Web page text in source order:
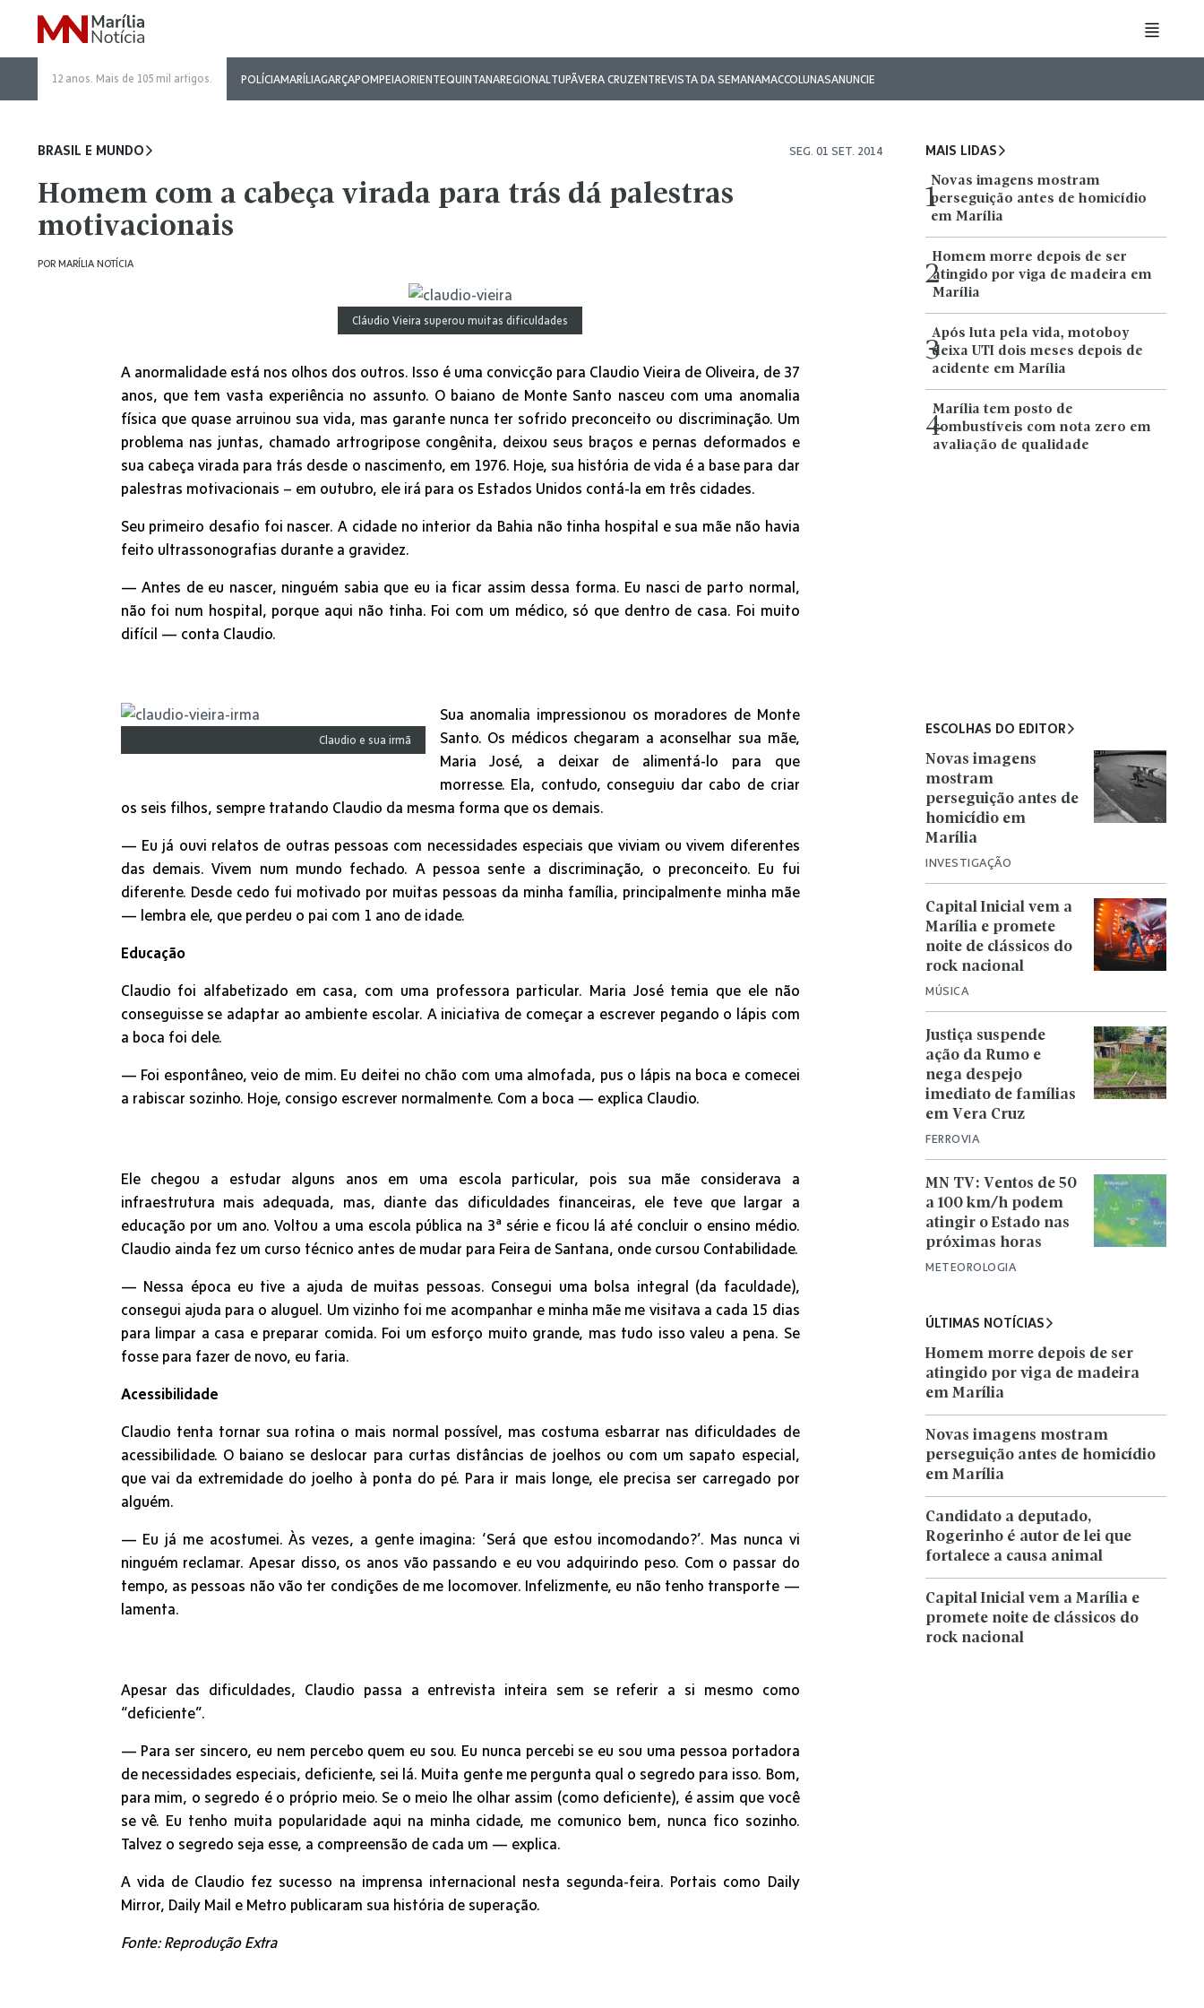
12 anos. Mais de 105 mil artigos. POLÍCIAMARÍLIAGARÇAPOMPEIAORIENTEQUINTANAREGIONALTUPÃVERA CRUZENTREVISTA DA SEMANAMACCOLUNASANUNCIE
BRASIL E MUNDO SEG. 01 SET. 2014
Homem com a cabeça virada para trás dá palestras
motivacionais
POR MARÍLIA NOTÍCIA
Cláudio Vieira superou muitas dificuldades
A anormalidade está nos olhos dos outros. Isso é uma convicção para Claudio Vieira de Oliveira, de 37
anos, que tem vasta experiência no assunto. O baiano de Monte Santo nasceu com uma anomalia
física que quase arruinou sua vida, mas garante nunca ter sofrido preconceito ou discriminação. Um
problema nas juntas, chamado artrogripose congênita, deixou seus braços e pernas deformados e
sua cabeça virada para trás desde o nascimento, em 1976. Hoje, sua história de vida é a base para dar
palestras motivacionais – em outubro, ele irá para os Estados Unidos contá-la em três cidades.
Seu primeiro desafio foi nascer. A cidade no interior da Bahia não tinha hospital e sua mãe não havia
feito ultrassonografias durante a gravidez.
— Antes de eu nascer, ninguém sabia que eu ia ficar assim dessa forma. Eu nasci de parto normal,
não foi num hospital, porque aqui não tinha. Foi com um médico, só que dentro de casa. Foi muito
difícil — conta Claudio.
Claudio e sua irmã
Sua anomalia impressionou os moradores de Monte
Santo. Os médicos chegaram a aconselhar sua mãe,
Maria José, a deixar de alimentá-lo para que
morresse. Ela, contudo, conseguiu dar cabo de criar
os seis filhos, sempre tratando Claudio da mesma forma que os demais.
— Eu já ouvi relatos de outras pessoas com necessidades especiais que viviam ou vivem diferentes
das demais. Vivem num mundo fechado. A pessoa sente a discriminação, o preconceito. Eu fui
diferente. Desde cedo fui motivado por muitas pessoas da minha família, principalmente minha mãe
— lembra ele, que perdeu o pai com 1 ano de idade.
Educação
Claudio foi alfabetizado em casa, com uma professora particular. Maria José temia que ele não
conseguisse se adaptar ao ambiente escolar. A iniciativa de começar a escrever pegando o lápis com
a boca foi dele.
— Foi espontâneo, veio de mim. Eu deitei no chão com uma almofada, pus o lápis na boca e comecei
a rabiscar sozinho. Hoje, consigo escrever normalmente. Com a boca — explica Claudio.
Ele chegou a estudar alguns anos em uma escola particular, pois sua mãe considerava a
infraestrutura mais adequada, mas, diante das dificuldades financeiras, ele teve que largar a
educação por um ano. Voltou a uma escola pública na 3ª série e ficou lá até concluir o ensino médio.
Claudio ainda fez um curso técnico antes de mudar para Feira de Santana, onde cursou Contabilidade.
— Nessa época eu tive a ajuda de muitas pessoas. Consegui uma bolsa integral (da faculdade),
consegui ajuda para o aluguel. Um vizinho foi me acompanhar e minha mãe me visitava a cada 15 dias
para limpar a casa e preparar comida. Foi um esforço muito grande, mas tudo isso valeu a pena. Se
fosse para fazer de novo, eu faria.
Acessibilidade
Claudio tenta tornar sua rotina o mais normal possível, mas costuma esbarrar nas dificuldades de
acessibilidade. O baiano se deslocar para curtas distâncias de joelhos ou com um sapato especial,
que vai da extremidade do joelho à ponta do pé. Para ir mais longe, ele precisa ser carregado por
alguém.
— Eu já me acostumei. Às vezes, a gente imagina: ‘Será que estou incomodando?’. Mas nunca vi
ninguém reclamar. Apesar disso, os anos vão passando e eu vou adquirindo peso. Com o passar do
tempo, as pessoas não vão ter condições de me locomover. Infelizmente, eu não tenho transporte —
lamenta.
Apesar das dificuldades, Claudio passa a entrevista inteira sem se referir a si mesmo como
“deficiente”.
— Para ser sincero, eu nem percebo quem eu sou. Eu nunca percebi se eu sou uma pessoa portadora
de necessidades especiais, deficiente, sei lá. Muita gente me pergunta qual o segredo para isso. Bom,
para mim, o segredo é o próprio meio. Se o meio lhe olhar assim (como deficiente), é assim que você
se vê. Eu tenho muita popularidade aqui na minha cidade, me comunico bem, nunca fico sozinho.
Talvez o segredo seja esse, a compreensão de cada um — explica.
A vida de Claudio fez sucesso na imprensa internacional nesta segunda-feira. Portais como Daily
Mirror, Daily Mail e Metro publicaram sua história de superação.
Fonte: Reprodução Extra
MAIS LIDAS
1
Novas imagens mostram
perseguição antes de homicídio
em Marília
2
Homem morre depois de ser
atingido por viga de madeira em
Marília
3
Após luta pela vida, motoboy
deixa UTI dois meses depois de
acidente em Marília
4
Marília tem posto de
combustíveis com nota zero em
avaliação de qualidade
ESCOLHAS DO EDITOR
INVESTIGAÇÃO
Novas imagens
mostram
perseguição antes de
homicídio em
Marília
MÚSICA
Capital Inicial vem a
Marília e promete
noite de clássicos do
rock nacional
FERROVIA
Justiça suspende
ação da Rumo e
nega despejo
imediato de famílias
em Vera Cruz
METEOROLOGIA
MN TV: Ventos de 50
a 100 km/h podem
atingir o Estado nas
próximas horas
ÚLTIMAS NOTÍCIAS
Homem morre depois de ser
atingido por viga de madeira
em Marília
Novas imagens mostram
perseguição antes de homicídio
em Marília
Candidato a deputado,
Rogerinho é autor de lei que
fortalece a causa animal
Capital Inicial vem a Marília e
promete noite de clássicos do
rock nacional